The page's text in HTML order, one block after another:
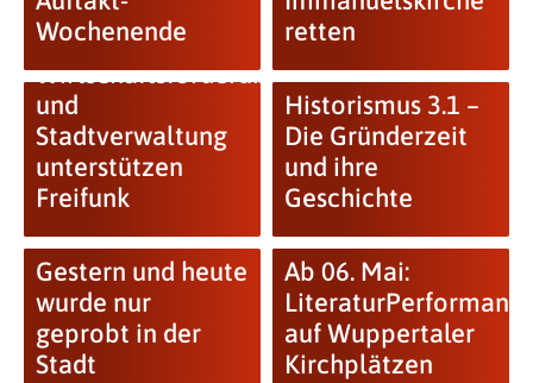
Wochenende
retten
Wirtschaftsförderung
und
Stadtverwaltung
unterstützen
Freifunk
Historismus 3.1 –
Die Gründerzeit
und ihre
Geschichte
Gestern und heute
wurde nur
geprobt in der
Stadt
Ab 06. Mai:
auf Wuppertaler
Kirchplätzen